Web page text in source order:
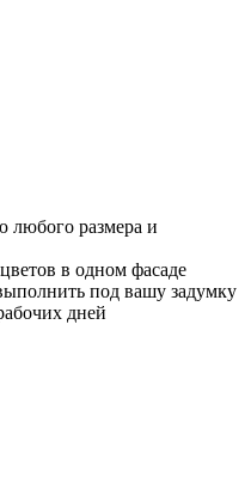
любого размера и
в одном фасаде
под вашу задумку
дней